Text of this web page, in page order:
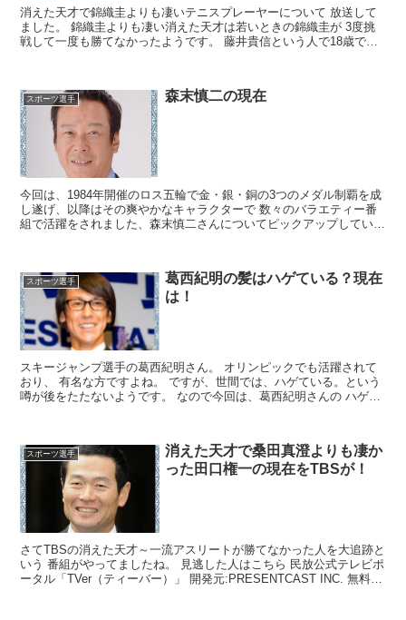
消えた天才で錦織圭よりも凄いテニスプレーヤーについて 放送して
ました。 錦織圭よりも凄い消えた天才は若いときの錦織圭が 3度挑
戦して一度も勝てなかったようです。 藤井貴信という人で18歳で錦
スポーツ選手 森末慎二の現在
今回は、1984年開催のロス五輪で金・銀・銅の3つのメダル制覇を成
し遂げ、以降はその爽やかなキャラクターで 数々のバラエティー番
組で活躍をされました、森末慎二さんについてピックアップしていき
スポーツ選手
葛西紀明の髪はハゲている？現在
は！
スキージャンプ選手の葛西紀明さん。 オリンピックでも活躍されて
おり、 有名な方ですよね。 ですが、世間では、ハゲている。という
噂が後をたたないようです。 なので今回は、葛西紀明さんの ハゲ具
スポーツ選手
消えた天才で桑田真澄よりも凄か
った田口権一の現在をTBSが！
さてTBSの消えた天才～一流アスリートが勝てなかった人を大追跡と
いう 番組がやってましたね。 見逃した人はこちら 民放公式テレビポ
ータル「TVer（ティーバー）」 開発元:PRESENTCAST INC. 無料